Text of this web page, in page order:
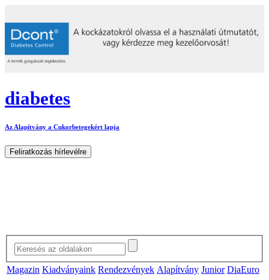
diabetes
Az Alapítvány a Cukorbetegekért lapja
Magazin Kiadványaink Rendezvények Alapítvány Junior DiaEuro